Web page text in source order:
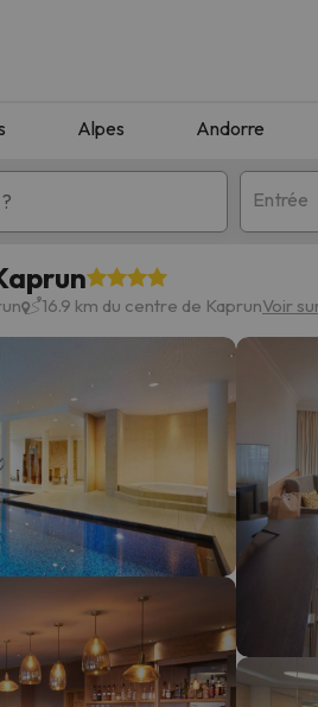
Alpes Andorre
Entrée
Séjours montagne
trouvé de résultats correspondant
se soit égaré. Dès qu'il aura
16.9 km du centre de KaprunVoir